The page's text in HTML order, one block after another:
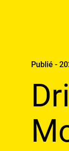
Publié -